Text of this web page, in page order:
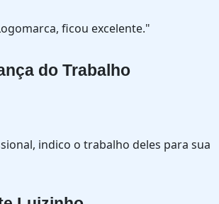
ficou excelente."
do Trabalho
indico o trabalho deles para sua